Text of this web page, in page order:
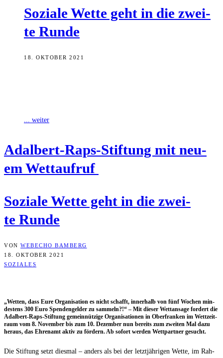
Sozia­le Wet­te geht in die zwei­
te Runde
18. OKTOBER 2021
... weiter
Adal­bert-Raps-Stif­tung mit neu­
em Wettaufruf
Sozia­le Wet­te geht in die zwei­
te Runde
VON WEBECHO BAMBERG
18. OKTOBER 2021
SOZIALES
„Wet­ten, dass Eure Orga­ni­sa­ti­on es nicht schafft, inner­halb von fünf Wochen min­
des­tens 300 Euro Spen­den­gel­der zu sam­meln?!“ – Mit die­ser Wett­an­sa­ge for­dert die
Adal­bert-Raps-Stif­tung gemein­nüt­zi­ge Orga­ni­sa­tio­nen in Ober­fran­ken im Wett­zeit­
raum vom 8. Novem­ber bis zum 10. Dezem­ber nun bereits zum zwei­ten Mal dazu
her­aus, das Ehren­amt aktiv zu för­dern. Ab sofort wer­den Wett­part­ner gesucht.
Die Stif­tung setzt dies­mal – anders als bei der letzt­jäh­ri­gen Wet­te, im Rah­